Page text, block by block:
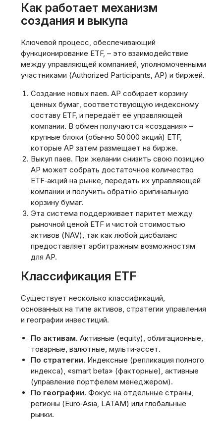
Как работает механизм
создания и выкупа
Ключевой процесс‚ обеспечивающий
функционирование ETF‚ – это взаимодействие
между управляющей компанией‚ уполномоченными
участниками (Authorized Participants‚ AP) и биржей.
Создание новых паев. AP собирает корзину
ценных бумаг‚ соответствующую индексному
составу ETF‚ и передаёт её управляющей
компании. В обмен получаются «создания» –
крупные блоки (обычно 50 000 акций) ETF‚
которые AP затем размещает на бирже.
Выкуп паев. При желании снизить свою позицию
AP может собрать достаточное количество
ETF‑акций на рынке‚ передать их управляющей
компании и получить обратно оригинальную
корзину бумаг.
Эта система поддерживает паритет между
рыночной ценой ETF и чистой стоимостью
активов (NAV)‚ так как любой дисбаланс
предоставляет арбитражным возможностям
для AP.
Классификация ETF
Существует несколько классификаций‚
основанных на типе активов‚ стратегии управления
и географии инвестиций.
По активам. Активные (equity)‚ облигационные‚
товарные‚ валютные‚ мульти‑ассет.
По стратегии. Индексные (репликация полного
индекса)‚ «smart beta» (факторные)‚ активные
(управление портфелем менеджером).
По географии. Фокус на отдельные страны‚
регионы (Eurо‑Asia‚ LATAM) или глобальные
рынки.